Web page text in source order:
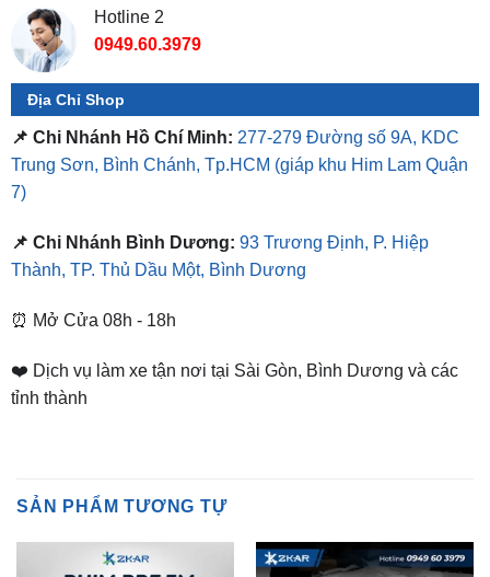
Địa Chỉ Shop
📌 Chi Nhánh Hồ Chí Minh: 277-279 Đường số 9A, KDC
Trung Sơn, Bình Chánh, Tp.HCM
7)
📌 Chi Nhánh Bình Dương:
⏰ Mở Cửa 08h - 18h
❤️ Dịch vụ làm xe tận nơi tại Sài Gòn, Bình Dương và các